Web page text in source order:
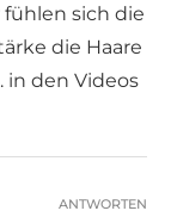
sich die
die Haare
in den Videos
ANTWORTEN